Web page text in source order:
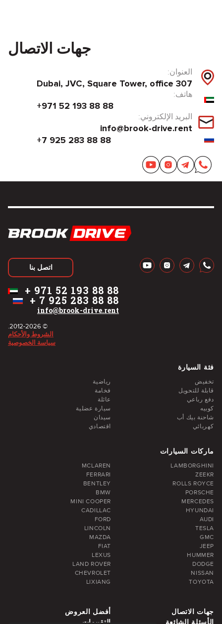
جهات الاتصال
العنوان:
Dubai, JVC, Square Tower, office 307
هاتف:
+971 52 193 88 88
البريد الإلكتروني:
info@brook-drive.rent
+7 925 283 88 88
اتصل بنا
info@brook-drive.rent
+ 7 925 283 88 88
+ 971 52 193 88 88
© 2012-2026.
الشروط والأحكام
سياسة الخصوصية
فئة السيارة
تخفيض
رياضية
قابلة للتحويل
فخامة
دفع رباعي
عائلة
كوبيه
سيارة عضلية
شاحنة بيك أب
سيدان
كهربائي
اقتصادي
ماركات السيارات
LAMBORGHINI
MCLAREN
ZEEKR
FERRARI
ROLLS ROYCE
BENTLEY
PORSCHE
BMW
MERCEDES
MINI COOPER
HYUNDAI
CADILLAC
AUDI
FORD
TESLA
LINCOLN
GMC
MAZDA
JEEP
FIAT
HUMMER
LEXUS
DODGE
LAND ROVER
NISSAN
CHEVROLET
TOYOTA
LIXIANG
جهات الاتصال
أفضل العروض